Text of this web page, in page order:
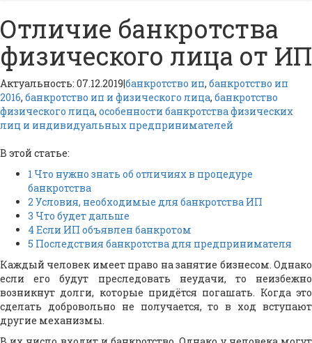
Отличие банкротства
физического лица от ИП
Актуальность: 07.12.2019|банкротство ип, банкротство ип
2016, банкротство ип и физического лица, банкротство
физического лица, особенности банкротства физических
лиц и индивидуальных предпринимателей
В этой статье:
1 Что нужно знать об отличиях в процедуре
банкротства
2 Условия, необходимые для банкротства ИП
3 Что будет дальше
4 Если ИП объявлен банкротом
5 Последствия банкротства для предпринимателя
Каждый человек имеет право на занятие бизнесом. Однако
если его будут преследовать неудачи, то неизбежно
возникнут долги, которые придётся погашать. Когда это
сделать добровольно не получается, то в ход вступают
другие механизмы.